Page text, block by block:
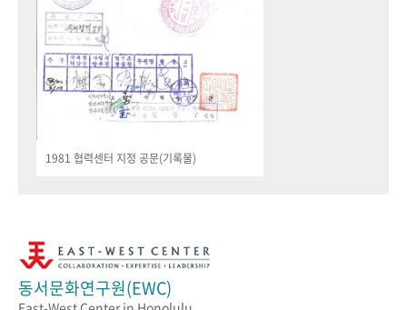
1981 협력센터 지정 공문(기록물)
동서문화연구원(EWC)